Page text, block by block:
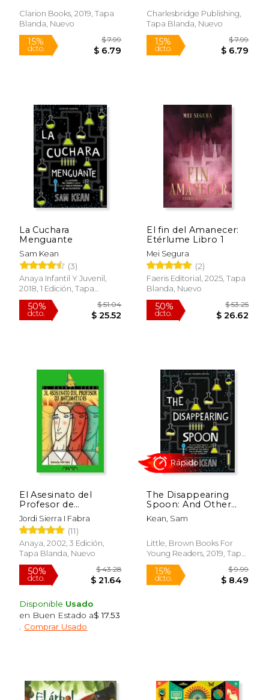
Clarion Books, 2019, Tapa
Blanda, Nuevo
15%
dcto. $ 6.79
Planeta
Charlesbridge Publishing,
Tapa Blanda, Nuevo
15%
La Cuchara
Menguante
Sam Kean
(3)
Anaya Infantil Y Juvenil,
2018, 1 Edición, Tapa
Blanda, Nuevo
50%
dcto.
El fin del Amanecer:
Etérlume Libro 1
Mei Segura
(2)
Faeris Editorial, 2025, Tapa
Blanda, Nuevo
50%
dcto.
El Asesinato del
Profesor de
Matemáticas
Jordi Sierra I Fabra
(11)
Anaya, 2002, 3 Edición,
Tapa Blanda, Nuevo
Disponible Usado
en Buen Estado a$ 17.53
Comprar Usado
The Disappearing
Spoon: And Other
True Tales of Rivalry,
Adventure, and the
From the Periodic
Table of the
Kean, Sam
Little, Brown Books For
Young Readers, 2019, Tapa
Blanda, Nuevo